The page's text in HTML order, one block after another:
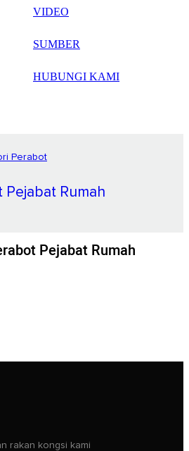
العربية
VIDEO
SUMBER
HUBUNGI KAMI
Perabot
Rumah
Pejabat Rumah
rakan kongsi kami